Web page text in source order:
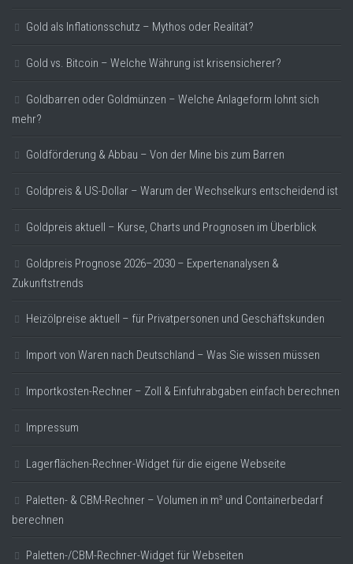
Gold als Inflationsschutz – Mythos oder Realität?
Gold vs. Bitcoin – Welche Währung ist krisensicherer?
Goldbarren oder Goldmünzen – Welche Anlageform lohnt sich
mehr?
Goldförderung & Abbau – Von der Mine bis zum Barren
Goldpreis & US-Dollar – Warum der Wechselkurs entscheidend ist
Goldpreis aktuell – Kurse, Charts und Prognosen im Überblick
Goldpreis Prognose 2026–2030 – Expertenanalysen &
Zukunftstrends
Heizölpreise aktuell – für Privatpersonen und Geschäftskunden
Import von Waren nach Deutschland – Was Sie wissen müssen
Importkosten-Rechner – Zoll & Einfuhrabgaben einfach berechnen
Impressum
Lagerflächen-Rechner-Widget für die eigene Webseite
Paletten- & CBM-Rechner – Volumen in m³ und Containerbedarf
berechnen
Paletten-/CBM-Rechner-Widget für Webseiten